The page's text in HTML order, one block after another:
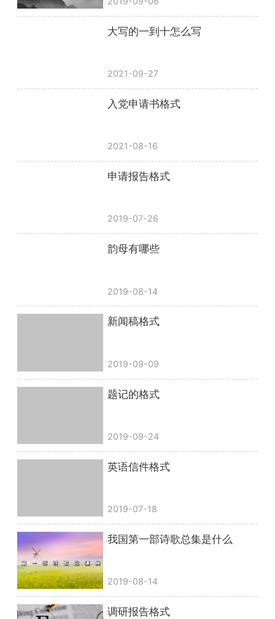
大写的一到十怎么写
2021-09-27
入党申请书格式
2021-08-16
申请报告格式
2019-07-26
韵母有哪些
2019-08-14
新闻稿格式
2019-09-09
题记的格式
2019-09-24
英语信件格式
2019-07-18
我国第一部诗歌总集是什么
2019-08-14
调研报告格式